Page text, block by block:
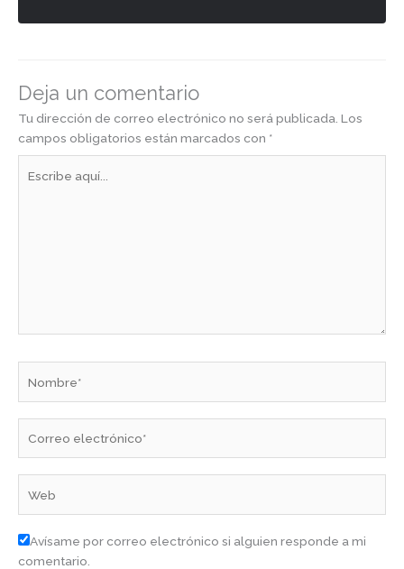
Deja un comentario
Tu dirección de correo electrónico no será publicada. Los
campos obligatorios están marcados con *
aquí...
electrónico*
Avísame por correo electrónico si alguien responde a mi
comentario.